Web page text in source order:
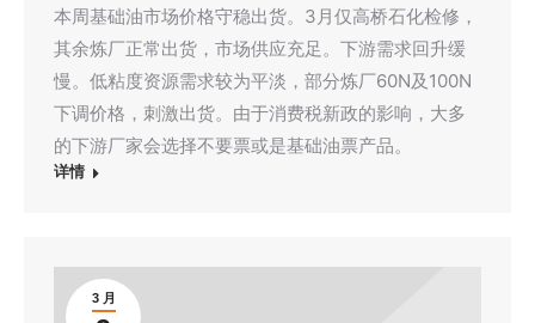
本周基础油市场价格守稳出货。3月仅高桥石化检修，
其余炼厂正常出货，市场供应充足。下游需求回升缓
慢。低粘度资源需求较为平淡，部分炼厂60N及100N
下调价格，刺激出货。由于消费税新政的影响，大多
的下游厂家会选择不要票或是基础油票产品。
详情
3 月